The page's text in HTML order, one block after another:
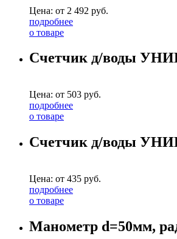
Цена: от 2 492 руб.
подробнее
о товаре
Счетчик д/воды
Цена: от 503 руб.
подробнее
о товаре
Счетчик д/воды
Цена: от 435 руб.
подробнее
о товаре
Манометр d=50мм,